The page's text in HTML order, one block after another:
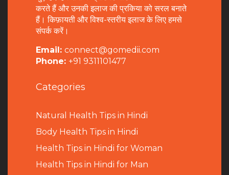
करते हैं और उनकी इलाज की प्रकिया को सरल बनाते
हैं। किफ़ायती और विश्व-स्तरीय इलाज के लिए हमसे
संपर्क करें।
Email: connect@gomedii.com
Phone: +91 9311101477
Categories
Natural Health Tips in Hindi
Body Health Tips in Hindi
Health Tips in Hindi for Woman
Health Tips in Hindi for Man